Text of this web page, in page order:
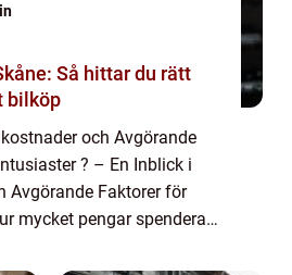
Så hittar du rätt
bilköp
och Avgörande
? – En Inblick i
Avgörande Faktorer för
mycket pengar spenderar